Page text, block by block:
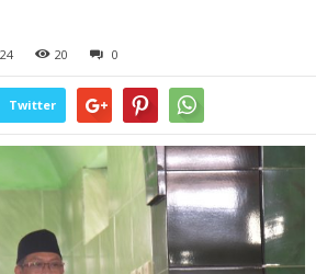
20 0
Twitter